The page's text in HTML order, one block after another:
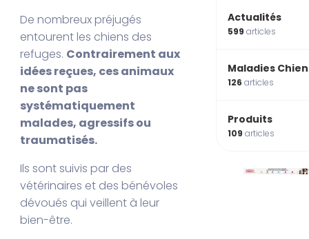
De nombreux préjugés
entourent les chiens des
refuges. Contrairement aux
idées reçues, ces animaux
ne sont pas
systématiquement
malades, agressifs ou
traumatisés.
Ils sont suivis par des
vétérinaires et des bénévoles
dévoués qui veillent à leur
bien-être.
Actualités
599articles
Maladies Chien
126articles
Produits
109articles